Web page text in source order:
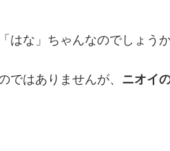
はな」ちゃんなのでしょう
ではありませんが、 ニオイ